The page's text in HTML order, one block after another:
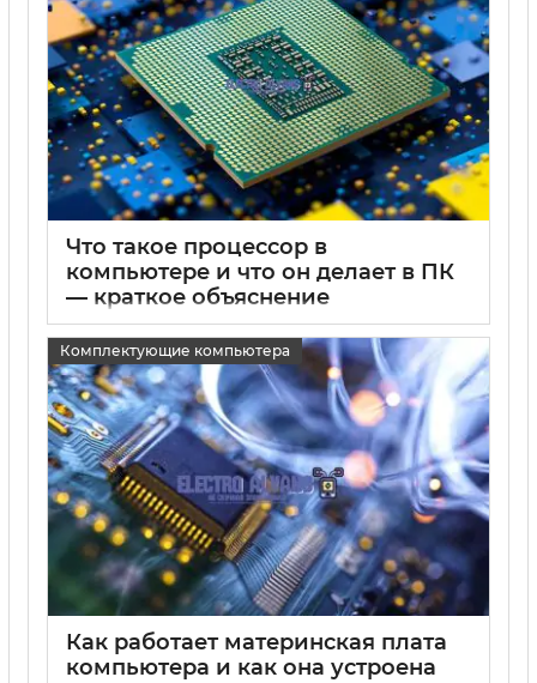
Что такое процессор в
компьютере и что он делает в ПК
— краткое объяснение
Комплектующие компьютера
Как работает материнская плата
компьютера и как она устроена